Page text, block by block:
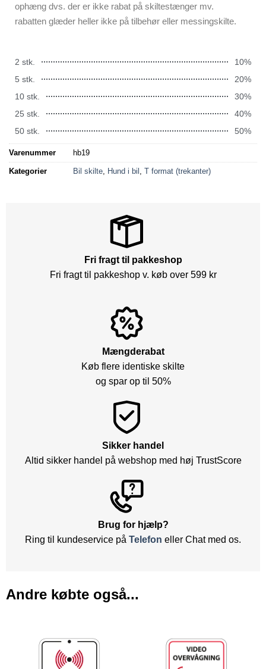
ophæng dvs. der er ikke rabat på skiltestænger mv.
rabatten glæder heller ikke på tilbehør eller messingskilte.
2 stk.
10%
5 stk.
20%
10 stk.
30%
25 stk.
40%
50 stk.
50%
Varenummer hb19
Kategorier Bil skilte, Hund i bil , T format (trekanter)
Fri fragt til pakkeshop
Fri fragt til pakkeshop v. køb over 599 kr
Mængderabat
Køb flere identiske skilte
og spar op til 50%
Sikker handel
Altid sikker handel på webshop med høj TrustScore
Brug for hjælp?
Ring til kundeservice på Telefon eller Chat med os.
Andre købte også...